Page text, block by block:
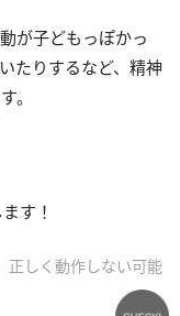
が子どもっぽかっ
たりするなど、精神
。
す！
正しく動作しない可能